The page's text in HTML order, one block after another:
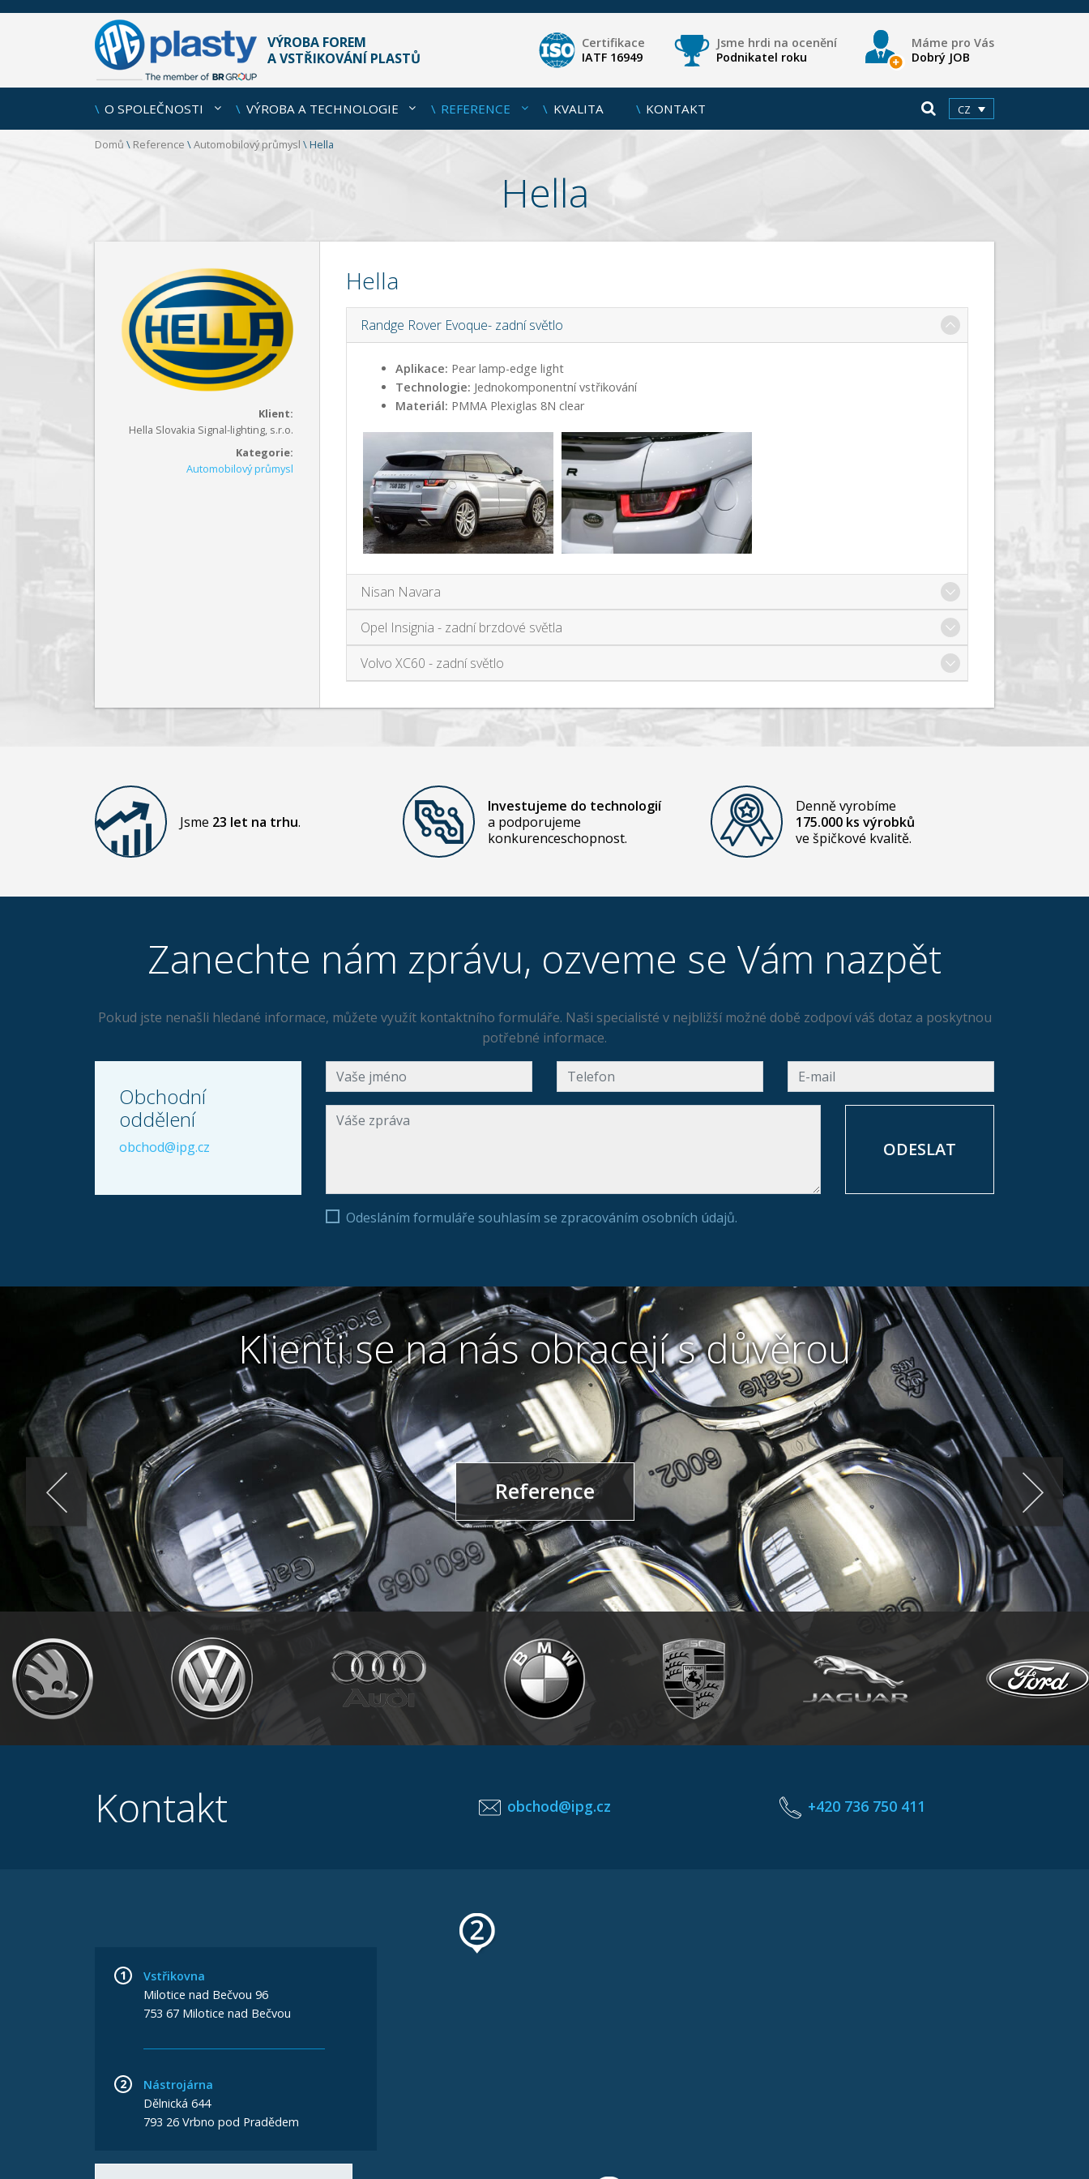
VÝROBA FOREM
A VSTŘIKOVÁNÍ PLASTŮ
Certifikace
IATF 16949
Jsme hrdi na ocenění
Podnikatel roku
Máme pro Vás
Dobrý JOB
O SPOLEČNOSTI VÝROBA A TECHNOLOGIE REFERENCE KVALITA KONTAKT CZ
Domů \ Reference \Automobilový průmysl \Hella
Hella
Klient:
Hella Slovakia Signal-lighting, s.r.o.
Kategorie:
Automobilový průmysl
Hella
Randge Rover Evoque- zadní světlo
Aplikace: Pear lamp-edge light
Technologie: Jednokomponentní vstřikování
Materiál: PMMA Plexiglas 8N clear
Nisan Navara
Opel Insignia - zadní brzdové světla
Volvo XC60 - zadní světlo
Jsme 23 let na trhu.
Investujeme do technologií
a podporujeme
konkurenceschopnost.
Denně vyrobíme
175.000 ks výrobků
ve špičkové kvalitě.
Zanechte nám zprávu, ozveme se Vám nazpět
Pokud jste nenašli hledané informace, můžete využít kontaktního formuláře. Naši specialisté v nejbližší možné době zodpoví váš dotaz a poskytnou
potřebné informace.
Obchodní
oddělení
obchod@ipg.cz
Odesláním formuláře souhlasím se zpracováním osobních údajů.
Klienti se na nás obracejí s důvěrou
Reference
Kontakt obchod@ipg.cz +420 736 750 411
Vstřikovna
Milotice nad Bečvou 96
753 67 Milotice nad Bečvou
Nástrojárna
Dělnická 644
793 26 Vrbno pod Pradědem